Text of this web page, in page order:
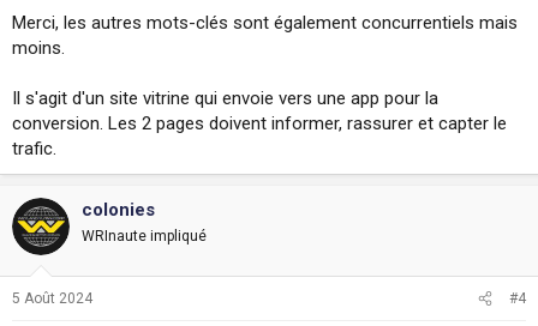
Merci, les autres mots-clés sont également concurrentiels mais
moins.
Il s'agit d'un site vitrine qui envoie vers une app pour la
conversion. Les 2 pages doivent informer, rassurer et capter le
trafic.
colonies
WRInaute impliqué
5 Août 2024 #4